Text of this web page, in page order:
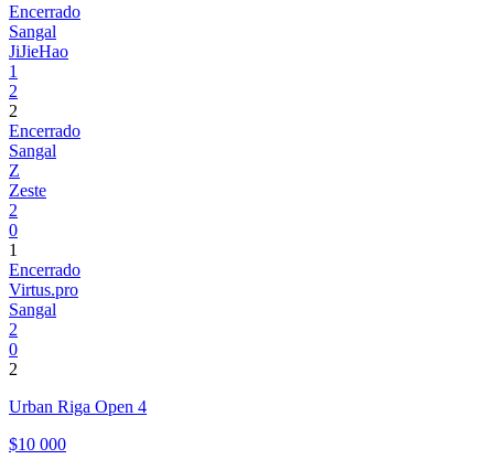
Encerrado
Sangal
JiJieHao
1
2
2
Encerrado
Sangal
Z
Zeste
2
0
1
Encerrado
Virtus.pro
Sangal
2
0
2
Urban Riga Open 4
$10 000